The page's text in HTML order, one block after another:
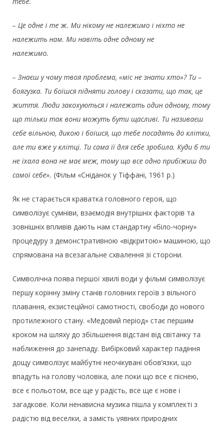
– Це одне і те ж. Ми нікому не належимо і ніхто не
належить нам. Ми навіть одне одному не
– Знаєш у чому твоя проблема, «міс не знати хто»? Ти –
боягузка. Ти боїшся підняти голову і сказати, що так, це
життя. Люди закохуються і належать один одному, тому
що тільки так вони можуть бути щасливі. Ти називаєш
себе вільною, дикою і боїшся, що тебе посадять до клітки,
але ти вже у клітці. Ти сама її для себе зробила. Куди б ти
не їхала вона не має меж, тому що все одно прибіжиш до
самої себе». (Фільм «Сніданок у Тіффані, 1961 р.)
Як не старається краватка головного героя, що
символізує сумніви, взаємодія внутрішніх факторів та
зовнішніх впливів дають нам стандартну «біло-чорну»
процедуру з демонстративною «відкритою» машиною, що
спрямована на всезагальне схвалення зі сторони.
Символічна поява першої хвилі води у фільмі символізує
першу корінну зміну станів головних героїв з вільного
плавання, екзистеційної самотності, свободи до нового
протилежного стану. «Медовий період» стає першим
кроком на шляху до збільшення відстані від світанку та
наближення до занепаду. Вибірковий характер падіння
дощу символізує майбутні неочікувані обов’язки, що
впадуть на голову чоловіка, але поки що все є піснею,
все є польотом, все ще у радість, все ще є нове і
загадкове. Коли ненависна музика пішла у комплекті з
радістю від веселки, а замість уявних природних